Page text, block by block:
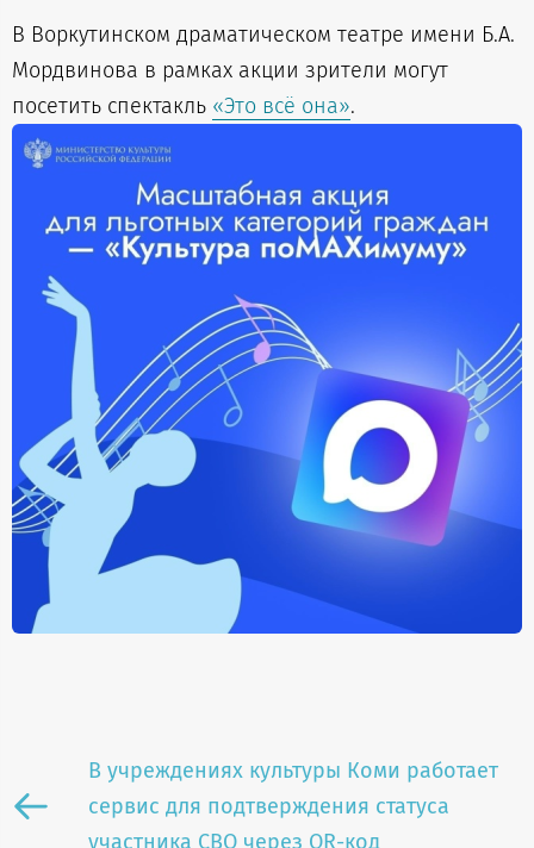
В Воркутинском драматическом театре имени Б.А.
Мордвинова в рамках акции зрители могут
посетить спектакль «Это всё она».
В учреждениях культуры Коми работает
сервис для подтверждения статуса
участника СВО через QR-код